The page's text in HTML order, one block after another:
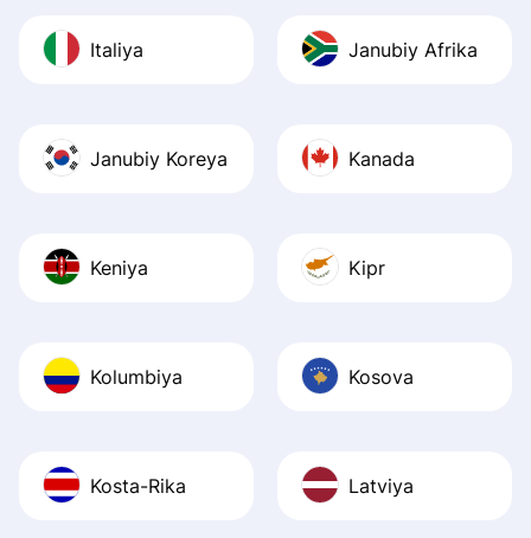
Italiya Janubiy Afrika
Janubiy Koreya Kanada
Keniya Kipr
Kolumbiya Kosova
Kosta-Rika Latviya